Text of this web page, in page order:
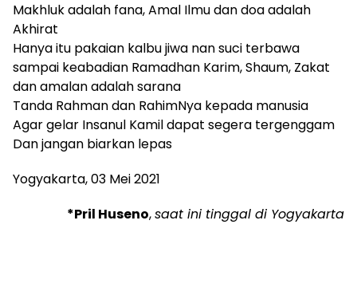
Makhluk adalah fana, Amal Ilmu dan doa adalah
Akhirat
Hanya itu pakaian kalbu jiwa nan suci terbawa
sampai keabadian Ramadhan Karim, Shaum, Zakat
dan amalan adalah sarana
Tanda Rahman dan RahimNya kepada manusia
Agar gelar Insanul Kamil dapat segera tergenggam
Dan jangan biarkan lepas
Yogyakarta, 03 Mei 2021
*Pril Huseno,saat ini tinggal di Yogyakarta